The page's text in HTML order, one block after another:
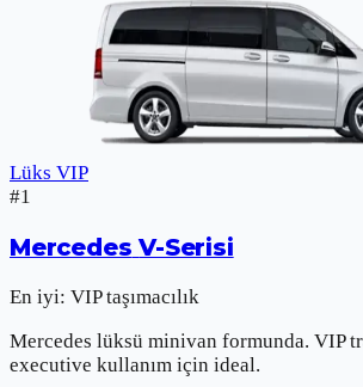
Lüks VIP
#1
Mercedes V-Serisi
En iyi: VIP taşımacılık
Mercedes lüksü minivan formunda. VIP
executive kullanım için ideal.